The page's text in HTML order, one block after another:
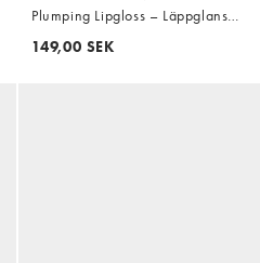
Plumping Lipgloss – Läppglans
6,5ml - 05 Bluetopia
149,00 SEK